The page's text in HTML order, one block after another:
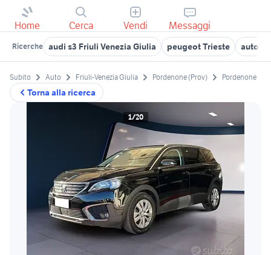
Home Cerca Vendi Messaggi
Ricerche audi s3 Friuli Venezia Giulia peugeot Trieste auto
Torna alla ricerca
Subito Auto Friuli-Venezia Giulia Pordenone (Prov) Pordenone
1/20